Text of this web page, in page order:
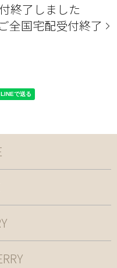
終了しました
全国宅配受付終了